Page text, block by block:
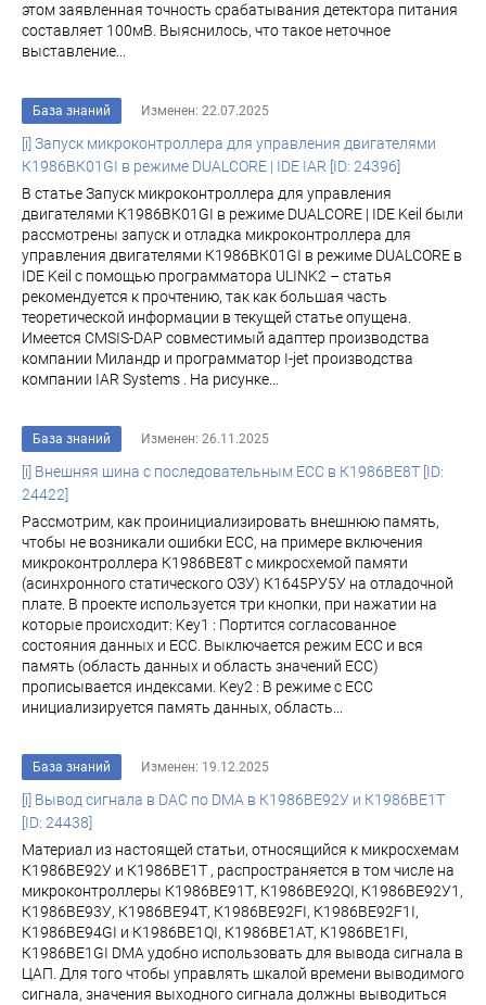
этом заявленная точность срабатывания детектора питания
составляет 100мВ. Выяснилось, что такое неточное
выставление...
База знаний Изменен: 22.07.2025
[i] Запуск микроконтроллера для управления двигателями
К1986ВК01GI в режиме DUALCORE | IDE IAR [ID: 24396]
В статье Запуск микроконтроллера для управления
двигателями К1986ВК01GI в режиме DUALCORE | IDE Keil были
рассмотрены запуск и отладка микроконтроллера для
управления двигателями К1986ВК01GI в режиме DUALCORE в
IDE Keil с помощью программатора ULINK2 – статья
рекомендуется к прочтению, так как большая часть
теоретической информации в текущей статье опущена.
Имеется CMSIS-DAP совместимый адаптер производства
компании Миландр и программатор I-jet производства
компании IAR Systems . На рисунке...
База знаний Изменен: 26.11.2025
[i] Внешняя шина с последовательным ECC в К1986ВЕ8Т [ID:
24422]
Рассмотрим, как проинициализировать внешнюю память,
чтобы не возникали ошибки ECC, на примере включения
микроконтроллера К1986ВЕ8Т с микросхемой памяти
(асинхронного статического ОЗУ) К1645РУ5У на отладочной
плате. В проекте используется три кнопки, при нажатии на
которые происходит: Key1 : Портится согласованное
состояния данных и ECC. Выключается режим ECC и вся
память (область данных и область значений ЕСС)
прописывается индексами. Key2 : В режиме с ECC
инициализируется память данных, область...
База знаний Изменен: 19.12.2025
[i] Вывод сигнала в DAC по DMA в К1986ВЕ92У и К1986ВЕ1Т
[ID: 24438]
Материал из настоящей статьи, относящийся к микросхемам
К1986ВЕ92У и К1986ВЕ1Т , распространяется в том числе на
микроконтроллеры К1986ВЕ91Т, К1986ВЕ92QI, К1986ВЕ92У1,
К1986ВЕ93У, К1986ВЕ94Т, К1986ВЕ92FI, К1986ВЕ92F1I,
К1986ВЕ94GI и К1986ВЕ1QI, К1986ВЕ1АТ, К1986ВЕ1FI,
К1986ВЕ1GI DMA удобно использовать для вывода сигнала в
ЦАП. Для того чтобы управлять шкалой времени выводимого
сигнала, значения выходного сигнала должны выводиться